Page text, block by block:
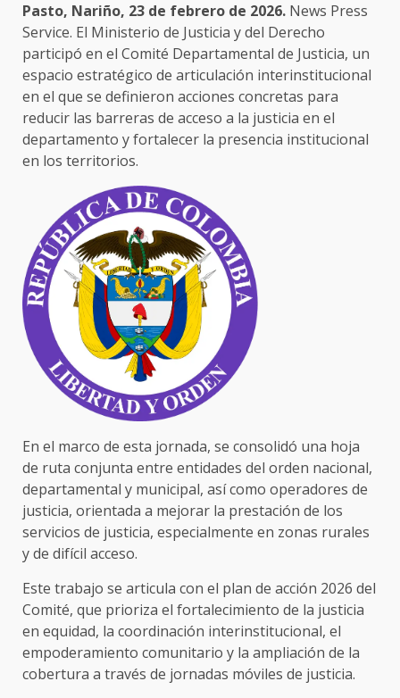
Pasto, Nariño, 23 de febrero de 2026. News Press
Service. El Ministerio de Justicia y del Derecho
participó en el Comité Departamental de Justicia, un
espacio estratégico de articulación interinstitucional
en el que se definieron acciones concretas para
reducir las barreras de acceso a la justicia en el
departamento y fortalecer la presencia institucional
en los territorios.
En el marco de esta jornada, se consolidó una hoja
de ruta conjunta entre entidades del orden nacional,
departamental y municipal, así como operadores de
justicia, orientada a mejorar la prestación de los
servicios de justicia, especialmente en zonas rurales
y de difícil acceso.
Este trabajo se articula con el plan de acción 2026 del
Comité, que prioriza el fortalecimiento de la justicia
en equidad, la coordinación interinstitucional, el
empoderamiento comunitario y la ampliación de la
cobertura a través de jornadas móviles de justicia.